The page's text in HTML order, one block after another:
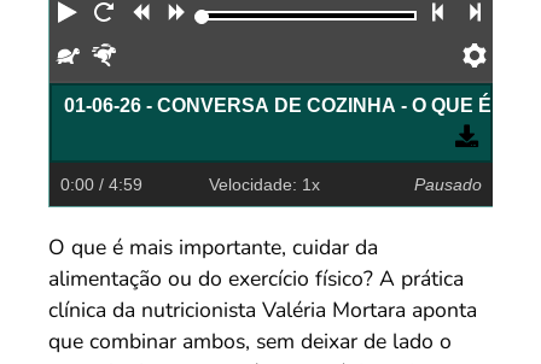
Reproduzir
Reiniciar
Retroceder
Avançar Faixa
Devagar
01-06-26 - CONVERSA DE COZINHA - O QUE É
0:00 / 4:59 Velocidade: 1x Pausado
O que é mais importante, cuidar da
alimentação ou do exercício físico? A prática
clínica da nutricionista Valéria Mortara aponta
que combinar ambos, sem deixar de lado o